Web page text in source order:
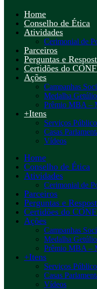
Home
Conselho de Ética
Atividades
Cerimonial de
Parceiros
Perguntas e
Certidões do
Ações
Campanhas
Medalha
Prêmio MBA –
+Itens
Serviços
Casas
Vídeos
Home
Conselho de Ética
Atividades
Cerimonial de
Parceiros
Perguntas e
Certidões do
Ações
Campanhas
Medalha
Prêmio MBA –
+Itens
Serviços
Casas
Vídeos